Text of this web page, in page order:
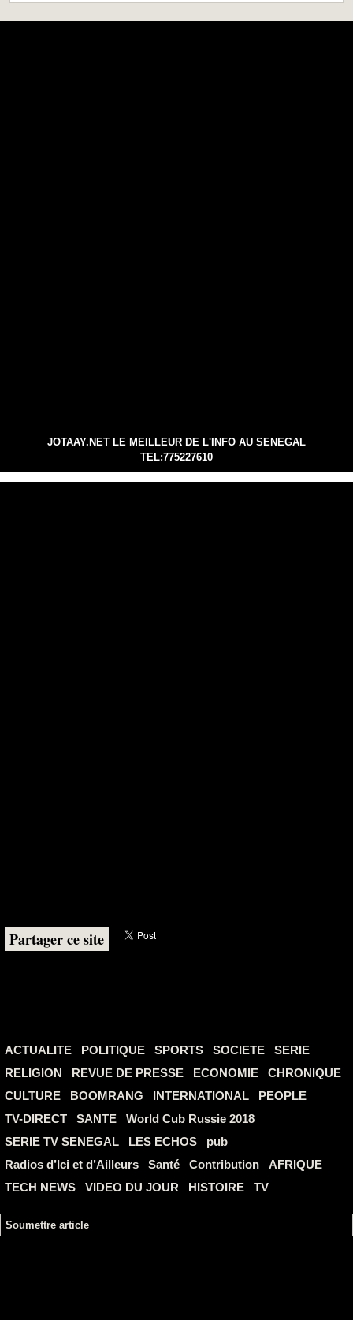
JOTAAY.NET LE MEILLEUR DE L'INFO AU SENEGAL
TEL:775227610
Partager ce site
ACTUALITE POLITIQUE SPORTS SOCIETE
SERIE
RELIGION
REVUE DE PRESSE ECONOMIE
CHRONIQUE
CULTURE
BOOMRANG INTERNATIONAL
PEOPLE
TV-DIRECT
SANTE
World Cub Russie 2018
SERIE TV SENEGAL
LES ECHOS
pub
Radios d’Ici et d’Ailleurs
Santé Contribution
AFRIQUE
TECH NEWS
VIDEO DU JOUR HISTOIRE TV
Soumettre article